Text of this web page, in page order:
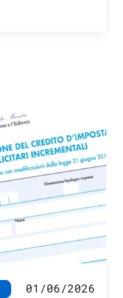
01/06/2026